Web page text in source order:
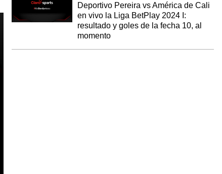
Deportivo Pereira vs América de Cali
en vivo la Liga BetPlay 2024 I:
resultado y goles de la fecha 10, al
momento